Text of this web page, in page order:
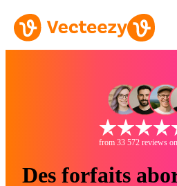
from 33 572 reviews
Des forfaits